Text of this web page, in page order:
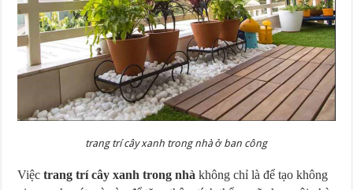
trang trí cây xanh trong nhà ở ban công
Việctrang trí cây xanh trong nhà không chỉ là để tạo không